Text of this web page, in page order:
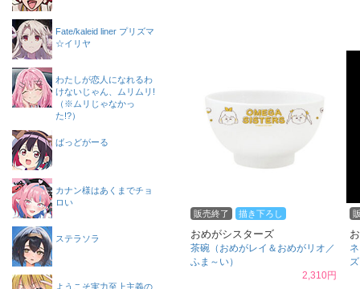
販売終了 描き下ろし
おめがシスターズ
茶碗（おめがレイ＆おめがリオ／
ふま～い）
2,310円
Fate/kaleid liner プリズマ
☆イリヤ
わたしが恋人になれるわ
けないじゃん、ムリムリ!
（※ムリじゃなかっ
た!?）
ばっどがーる
カナン様はあくまでチョ
ロい
ステラソラ
ようこそ実力至上主義の